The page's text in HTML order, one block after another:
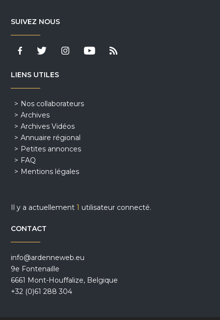
SUIVEZ NOUS
LIENS UTILES
Nos collaborateurs
Archives
Archives Vidéos
Annuaire régional
Petites annonces
FAQ
Mentions légales
Il y a actuellement1 utilisateur connecté.
CONTACT
info@ardenneweb.eu
9e Fontenaille
6661 Mont-Houffalize, Belgique
+32 (0)61 288 304